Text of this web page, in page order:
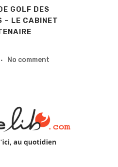
GOLF DES
– LE CABINET
No comment